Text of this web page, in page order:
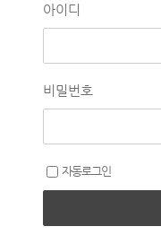
에스테틱
제품 구매
로그인
아이디
비밀번호
자동로그인